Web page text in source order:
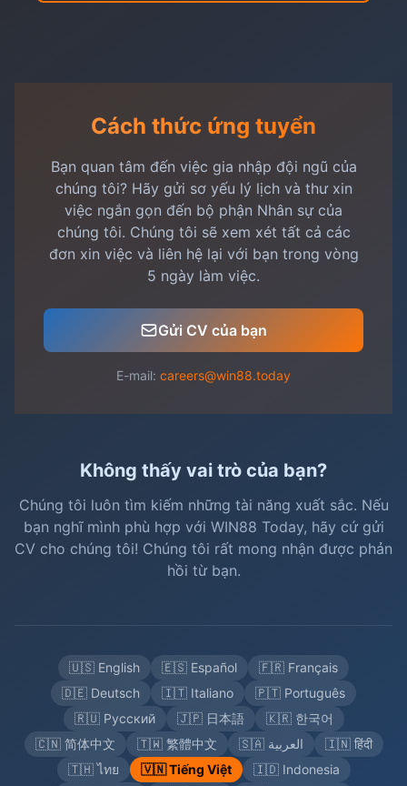
Cách thức ứng tuyển
Bạn quan tâm đến việc gia nhập đội ngũ của
chúng tôi? Hãy gửi sơ yếu lý lịch và thư xin
việc ngắn gọn đến bộ phận Nhân sự của
chúng tôi. Chúng tôi sẽ xem xét tất cả các
đơn xin việc và liên hệ lại với bạn trong vòng
5 ngày làm việc.
Gửi CV của bạn
E-mail: careers@win88.today
Không thấy vai trò của bạn?
Chúng tôi luôn tìm kiếm những tài năng xuất sắc. Nếu
bạn nghĩ mình phù hợp với WIN88 Today, hãy cứ gửi
CV cho chúng tôi! Chúng tôi rất mong nhận được phản
hồi từ bạn.
🇺🇸 English 🇪🇸 Español
🇫🇷 Français
🇩🇪 Deutsch
🇮🇹 Italiano
🇵🇹 Português
🇷🇺 Русский
🇯🇵 日本語
🇰🇷 한국어
🇨🇳 简体中文
🇹🇼 繁體中文 🇸🇦 العربية
🇮🇳 हिंदी
🇹🇭 ไทย
🇻🇳 Tiếng Việt
🇮🇩 Indonesia